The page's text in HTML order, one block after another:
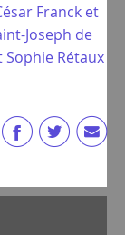
Franck et
Joseph de
Rétaux